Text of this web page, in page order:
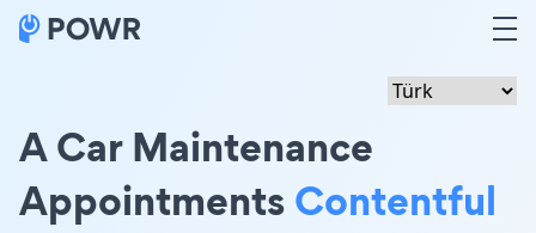
A Car Maintenance
AppointmentsContentful